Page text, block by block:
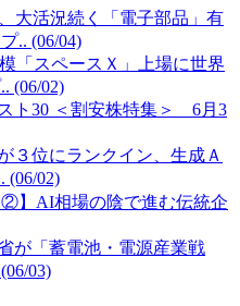
大活況続く「電子部品」有
.. (06/04)
「スペースＸ」上場に世界
(06/02)
ト30 ＜割安株特集＞ 6月3
３位にランクイン、生成Ａ
(06/02)
②】AI相場の陰で進む伝統企
が「蓄電池・電源産業戦
03)